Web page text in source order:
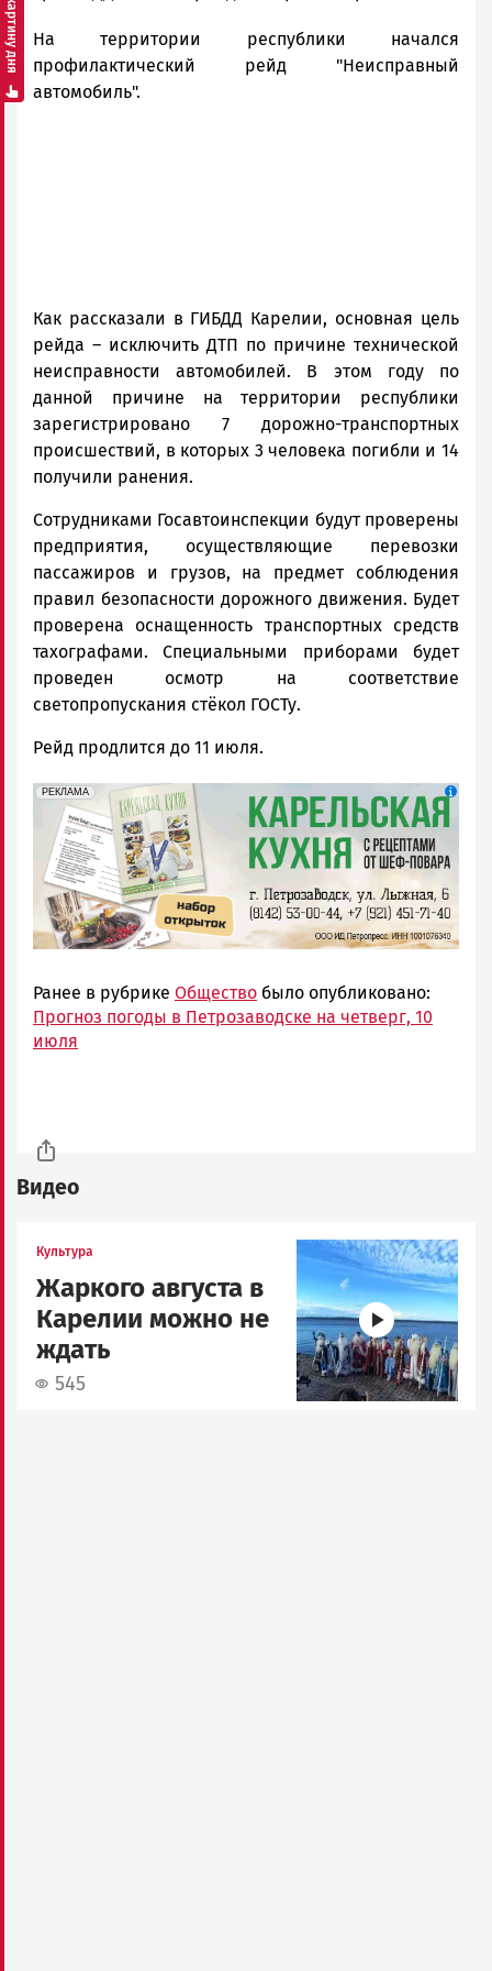
Петрозаводска
и
Карелии
На территории республики начался
профилактический рейд "Неисправный
автомобиль".
Как рассказали в ГИБДД Карелии, основная цель
рейда – исключить ДТП по причине технической
неисправности автомобилей. В этом году по
данной причине на территории республики
зарегистрировано 7 дорожно-транспортных
происшествий, в которых 3 человека погибли и 14
получили ранения.
Сотрудниками Госавтоинспекции будут проверены
предприятия, осуществляющие перевозки
пассажиров и грузов, на предмет соблюдения
правил безопасности дорожного движения. Будет
проверена оснащенность транспортных средств
тахографами. Специальными приборами будет
проведен осмотр на соответствие
светопропускания стёкол ГОСТу.
Рейд продлится до 11 июля.
erid: 2SDnjdZZiDC
РЕКЛАМА
Реклама
Ранее в рубрике Общество было опубликовано:
Прогноз погоды в Петрозаводске на четверг, 10
июля
Видео
Культура
Жаркого августа в
Карелии можно не
ждать
545
Image